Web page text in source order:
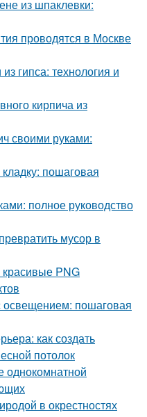
из шпаклевки:
проводятся в Москве
гипса: технология и
кирпича из
своими руками:
пошаговая
полное руководство
мусор в
PNG
освещением: пошаговая
как создать
потолок
однокомнатной
в окрестностях